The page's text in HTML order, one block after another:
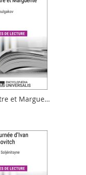
Le Maître et Marguerite de Mikhaïl Boulgakov